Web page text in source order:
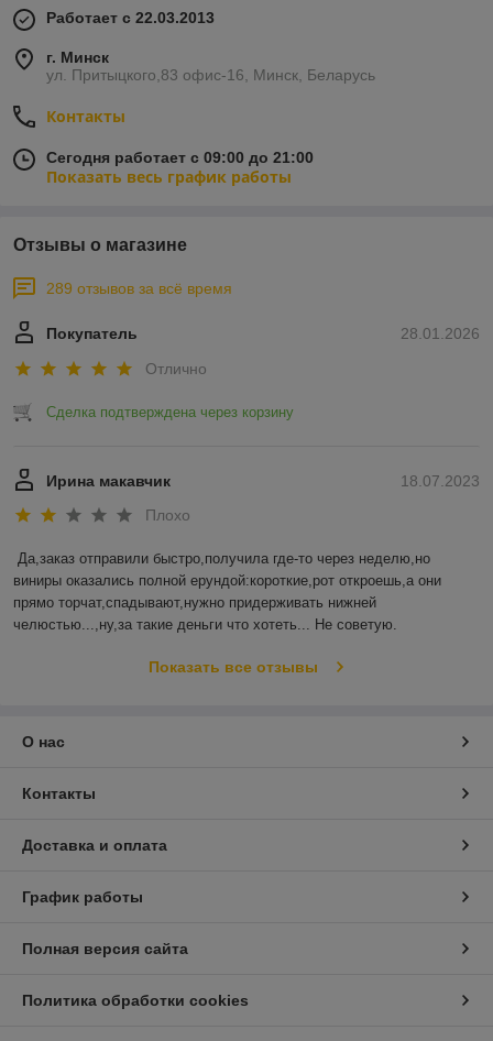
Работает с 22.03.2013
г. Минск
ул. Притыцкого,83 офис-16, Минск, Беларусь
Контакты
Сегодня работает с 09:00 до 21:00
Показать весь график работы
Отзывы о магазине
289 отзывов за всё время
28.01.2026
Покупатель
Отлично
Сделка подтверждена через корзину
18.07.2023
Ирина макавчик
Плохо
Да,заказ отправили быстро,получила где-то через неделю,но
виниры оказались полной ерундой:короткие,рот откроешь,а они
прямо торчат,спадывают,нужно придерживать нижней
челюстью...,ну,за такие деньги что хотеть... Не советую.
Показать все отзывы
О нас
Контакты
Доставка и оплата
График работы
Полная версия сайта
Политика обработки cookies